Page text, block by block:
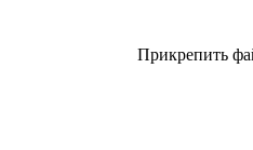
Прикрепить